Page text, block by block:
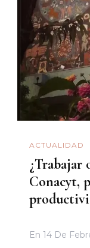
ACTUALIDAD
¿Trabajar
Conacyt,
En 14 De